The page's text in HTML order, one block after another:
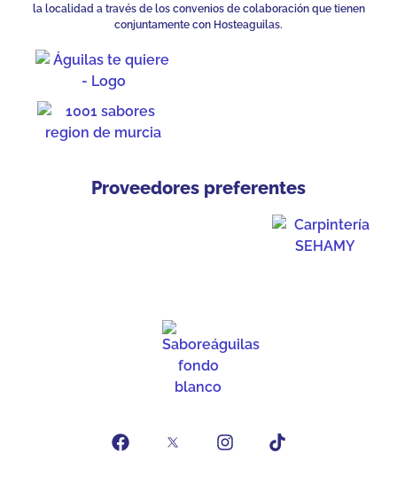
la localidad a través de los convenios de colaboración que tienen
conjuntamente con Hosteaguilas.
Proveedores preferentes